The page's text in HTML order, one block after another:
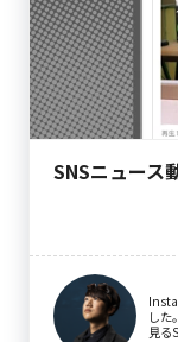
SNSニュー
した
見る